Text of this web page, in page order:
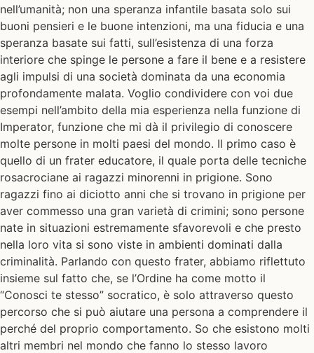
nell’umanità; non una speranza infantile basata solo sui
buoni pensieri e le buone intenzioni, ma una fiducia e una
speranza basate sui fatti, sull’esistenza di una forza
interiore che spinge le persone a fare il bene e a resistere
agli impulsi di una società dominata da una economia
profondamente malata. Voglio condividere con voi due
esempi nell’ambito della mia esperienza nella funzione di
Imperator, funzione che mi dà il privilegio di conoscere
molte persone in molti paesi del mondo. Il primo caso è
quello di un frater educatore, il quale porta delle tecniche
rosacrociane ai ragazzi minorenni in prigione. Sono
ragazzi fino ai diciotto anni che si trovano in prigione per
aver commesso una gran varietà di crimini; sono persone
nate in situazioni estremamente sfavorevoli e che presto
nella loro vita si sono viste in ambienti dominati dalla
criminalità. Parlando con questo frater, abbiamo riflettuto
insieme sul fatto che, se l’Ordine ha come motto il
“Conosci te stesso” socratico, è solo attraverso questo
percorso che si può aiutare una persona a comprendere il
perché del proprio comportamento. So che esistono molti
altri membri nel mondo che fanno lo stesso lavoro